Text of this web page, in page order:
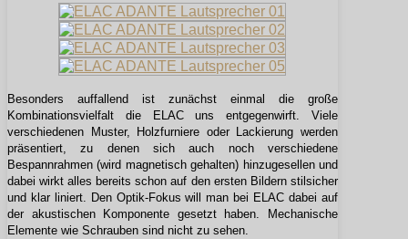
Besonders auffallend ist zunächst einmal die große
Kombinationsvielfalt die ELAC uns entgegenwirft. Viele
verschiedenen Muster, Holzfurniere oder Lackierung werden
präsentiert, zu denen sich auch noch verschiedene
Bespannrahmen (wird magnetisch gehalten) hinzugesellen und
dabei wirkt alles bereits schon auf den ersten Bildern stilsicher
und klar liniert. Den Optik-Fokus will man bei ELAC dabei auf
der akustischen Komponente gesetzt haben. Mechanische
Elemente wie Schrauben sind nicht zu sehen.